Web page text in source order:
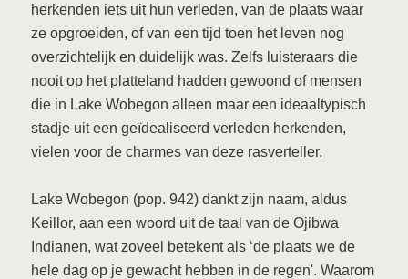
herkenden iets uit hun verleden, van de plaats waar
ze opgroeiden, of van een tijd toen het leven nog
overzichtelijk en duidelijk was. Zelfs luisteraars die
nooit op het platteland hadden gewoond of mensen
die in Lake Wobegon alleen maar een ideaaltypisch
stadje uit een geïdealiseerd verleden herkenden,
vielen voor de charmes van deze rasverteller.
Lake Wobegon (pop. 942) dankt zijn naam, aldus
Keillor, aan een woord uit de taal van de Ojibwa
Indianen, wat zoveel betekent als ‘de plaats we de
hele dag op je gewacht hebben in de regen'. Waarom